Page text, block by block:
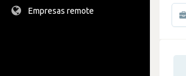
Empresas remote